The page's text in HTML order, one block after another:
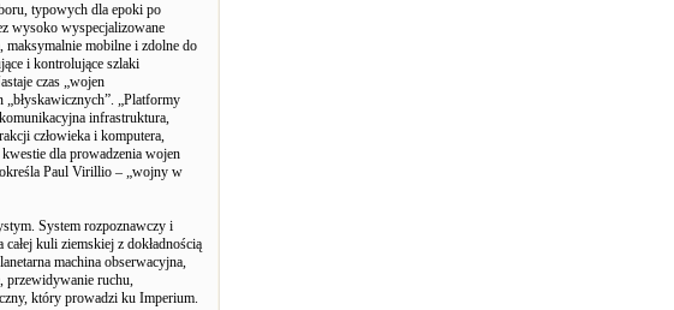
typowych dla epoki po
wysoko wyspecjalizowane
maksymalnie mobilne i zdolne do
i kontrolujące szlaki
czas „wojen
„Platformy
infrastruktura,
człowieka i komputera,
dla prowadzenia wojen
Paul Virillio – „wojny w
System rozpoznawczy i
kuli ziemskiej z dokładnością
machina obserwacyjna,
przewidywanie ruchu,
który prowadzi ku Imperium.